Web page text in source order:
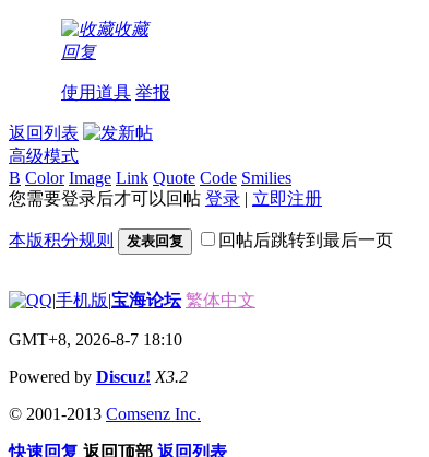
收藏
回复
使用道具 举报
返回列表
高级模式
B Color Image Link Quote Code Smilies
您需要登录后才可以回帖 登录 | 立即注册
本版积分规则 发表回复 回帖后跳转到最后一页
|手机版|宝海论坛 繁体中文
GMT+8, 2026-8-7 18:10
Powered by Discuz! X3.2
© 2001-2013 Comsenz Inc.
快速回复 返回顶部 返回列表